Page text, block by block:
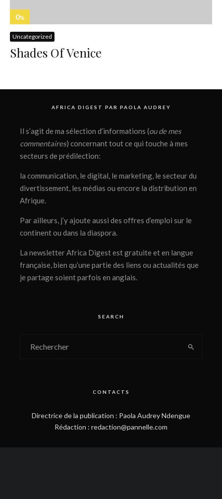
0%
Uncategorized
Shades Of Venice
AFRICA DIGEST PAR PAOLA AUDREY
Il s’agit de ma sélection d’informations (ou de mes
commentaires) concernant tout ce qui touche à mes
secteurs de prédilection:
la communication, le digital, le marketing, le secteur du
divertissement, les médias ou encore la distribution en
Afrique.
Par ailleurs, j’y ajoute aussi des offres d’emploi sur le
continent ou dans la diaspora.
La newsletter Africa Digest est gratuite et en langue
française, bien qu’une partie des liens ou actualités que
je partage soient parfois en anglais.
SEARCH
CONTACTS
Directrice de la publication : Paola Audrey Ndengue
Rédaction : redaction@pannelle.com